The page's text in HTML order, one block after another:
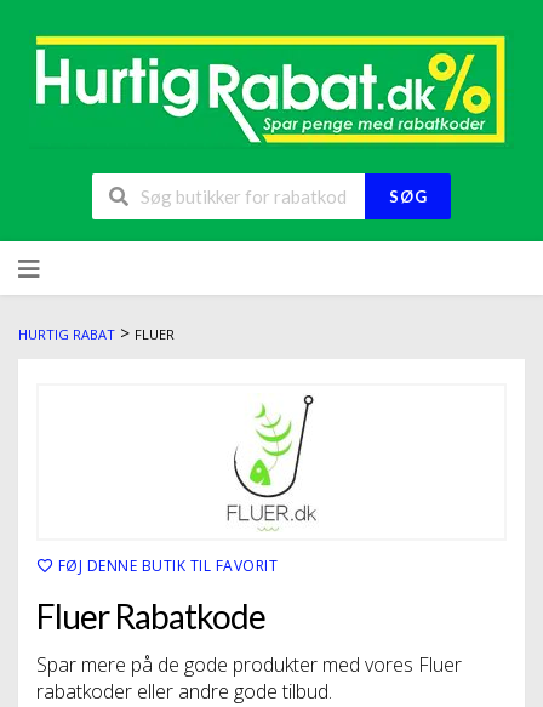
SØG
HURTIG RABAT > FLUER
FØJ DENNE BUTIK TIL FAVORIT
Fluer Rabatkode
Spar mere på de gode produkter med vores Fluer
rabatkoder eller andre gode tilbud.